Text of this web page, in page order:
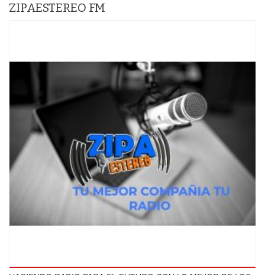
ZIPAESTEREO FM